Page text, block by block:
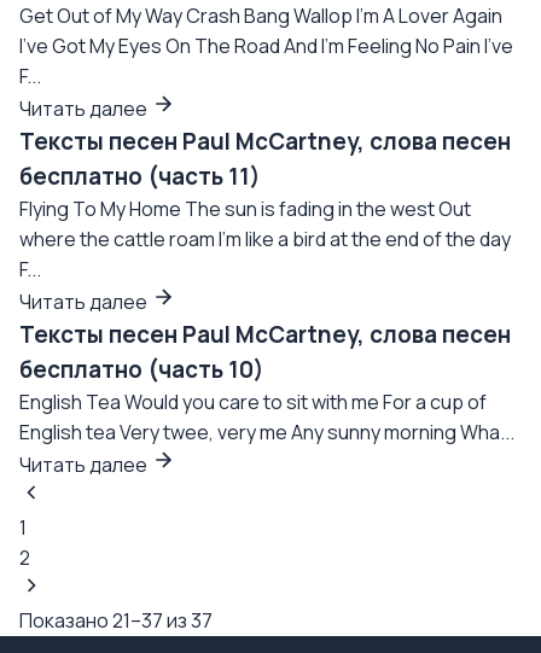
Get Out of My Way Crash Bang Wallop I'm A Lover Again
I've Got My Eyes On The Road And I'm Feeling No Pain I've
F...
Читать далее
Тексты песен Paul McCartney, слова песен
бесплатно (часть 11)
Flying To My Home The sun is fading in the west Out
where the cattle roam I'm like a bird at the end of the day
F...
Читать далее
Тексты песен Paul McCartney, слова песен
бесплатно (часть 10)
English Tea Would you care to sit with me For a cup of
English tea Very twee, very me Any sunny morning Wha...
Читать далее
1
2
Показано 21–37 из 37